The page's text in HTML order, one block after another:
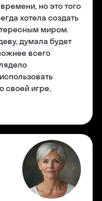
но это того
хотела создать
миром.
думала будет
всего
своей игре,